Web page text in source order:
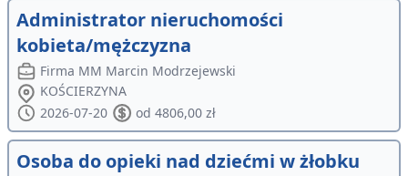
Administrator nieruchomości
kobieta/mężczyzna
Firma MM Marcin Modrzejewski
KOŚCIERZYNA
2026-07-20
od 4806,00 zł
Osoba do opieki nad dziećmi w żłobku